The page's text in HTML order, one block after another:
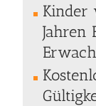
Kinder
Jahren